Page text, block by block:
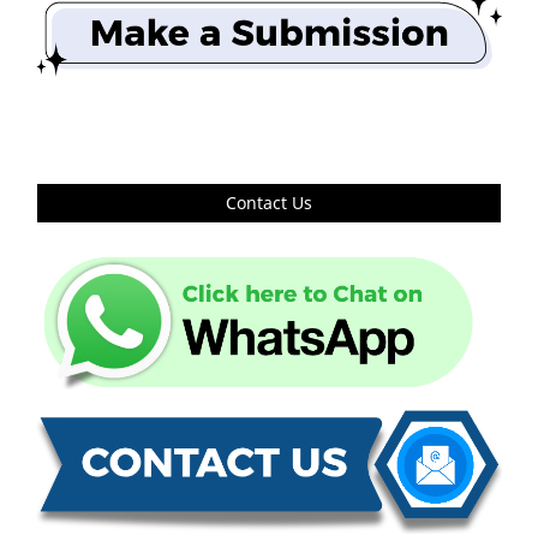
Contact Us